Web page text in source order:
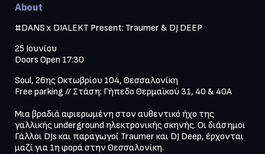
About
#DANS x DIALEKT Present: Traumer & DJ DEEP
25 Ιουνίου
Doors Open 17:30
Soul, 26ης Οκτωβρίου 104, Θεσσαλονίκη
Free parking // Στάση: Γήπεδο Θερμαϊκού 31, 40 & 40Α
Μια βραδιά αφιερωμένη στον αυθεντικό ήχο της
γαλλικής underground ηλεκτρονικής σκηνής. Οι διάσημοι
Γάλλοι DJs και παραγωγοί Traumer και DJ Deep, έρχονται
μαζί για 1η φορά στην Θεσσαλονίκη.